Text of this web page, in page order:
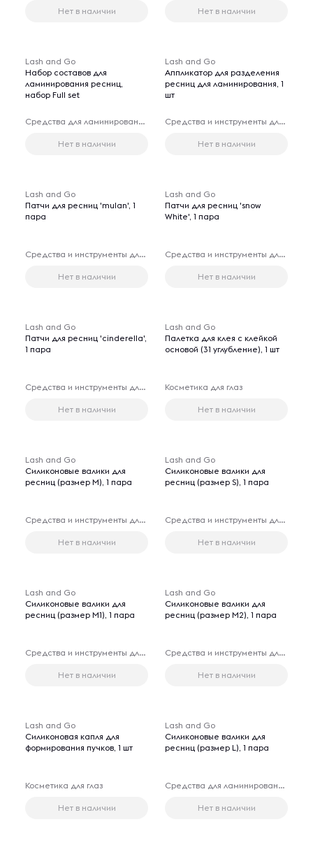
Нет в наличии Нет в наличии
Lash and Go
Набор составов для
ламинирования ресниц,
набор Full set
Средства для ламинирования и биозавивки ресниц
Нет в наличии
Lash and Go
Аппликатор для разделения
ресниц для ламинирования, 1
шт
Средства и инструменты для наращивания ресниц
Нет в наличии
Lash and Go
Патчи для ресниц 'mulan', 1
пара
Средства и инструменты для наращивания ресниц
Нет в наличии
Lash and Go
Патчи для ресниц 'snow
White', 1 пара
Средства и инструменты для наращивания ресниц
Нет в наличии
Lash and Go
Патчи для ресниц 'cinderella',
1 пара
Средства и инструменты для наращивания ресниц
Нет в наличии
Lash and Go
Палетка для клея с клейкой
основой (31 углубление), 1 шт
Косметика для глаз
Нет в наличии
Lash and Go
Силиконовые валики для
ресниц (размер M), 1 пара
Средства и инструменты для наращивания ресниц
Нет в наличии
Lash and Go
Силиконовые валики для
ресниц (размер S), 1 пара
Средства и инструменты для наращивания ресниц
Нет в наличии
Lash and Go
Силиконовые валики для
ресниц (размер M1), 1 пара
Средства и инструменты для наращивания ресниц
Нет в наличии
Lash and Go
Силиконовые валики для
ресниц (размер M2), 1 пара
Средства и инструменты для наращивания ресниц
Нет в наличии
Lash and Go
Силиконовая капля для
формирования пучков, 1 шт
Косметика для глаз
Нет в наличии
Lash and Go
Силиконовые валики для
ресниц (размер L), 1 пара
Средства для ламинирования и биозавивки ресниц
Нет в наличии